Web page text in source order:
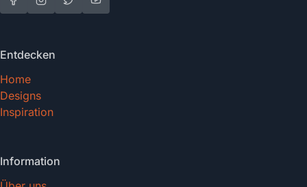
Entdecken
Home
Designs
Inspiration
Information